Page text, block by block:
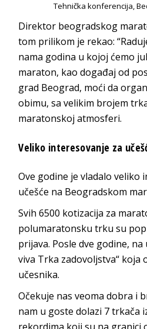
Tehnička konferencija,
Direktor beogradskog
tom prilikom je rekao:
nama godina u kojoj ćemo
maraton, kao događaj od
grad Beograd, moći da
obimu, sa velikim brojem
maratonskoj atmosferi.
Veliko interesovanje za
Ove godine je vladalo veliko
učešće na Beogradskom
Svih 6500 kotizacija za
polumaratonsku trku su
prijava. Posle dve godine, na
viva Trka zadovoljstva“ koja
učesnika.
Očekuje nas veoma dobra i
nam u goste dolazi 7 trkača